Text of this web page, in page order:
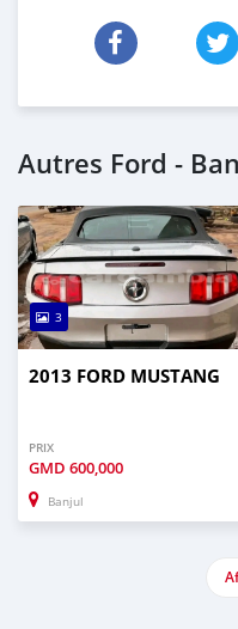
Autres Ford -
3
2013 FORD MUSTANG
PRIX
GMD 600,000
Banjul